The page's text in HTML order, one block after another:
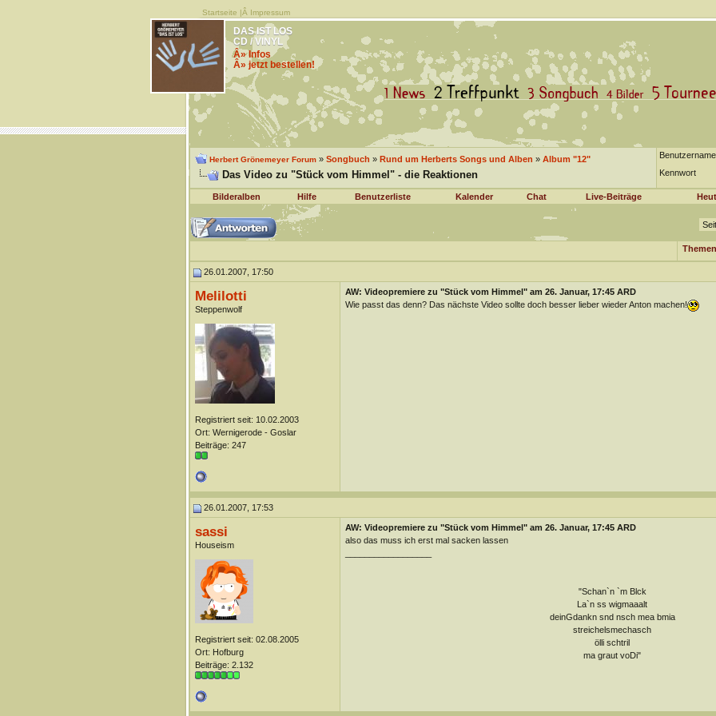
Startseite |Â Impressum
DAS IST LOS
CD / VINYL
Â» Infos
Â» jetzt bestellen!
Herbert Grönemeyer Forum» Songbuch » Rund um Herberts Songs und Alben » Album "12"
Das Video zu "Stück vom Himmel" - die Reaktionen
Benutzername
Kennwort
Bilderalben Hilfe Benutzerliste Kalender Chat Live-Beiträge
26.01.2007, 17:50
Melilotti
Steppenwolf
Registriert seit: 10.02.2003
Ort: Wernigerode - Goslar
Beiträge: 247
AW: Videopremiere zu "Stück vom Himmel" am 26. Januar, 17:45 ARD
Wie passt das denn? Das nächste Video sollte doch besser lieber wieder Anton machen!
26.01.2007, 17:53
sassi
Houseism
Registriert seit: 02.08.2005
Ort: Hofburg
Beiträge: 2.132
AW: Videopremiere zu "Stück vom Himmel" am 26. Januar, 17:45 ARD
also das muss ich erst mal sacken lassen
"Schan`n `m Blck
La`n ss wigmaaalt
deinGdankn snd nsch mea bmia
streichelsmechasch
ölli schtril
ma graut voDi"